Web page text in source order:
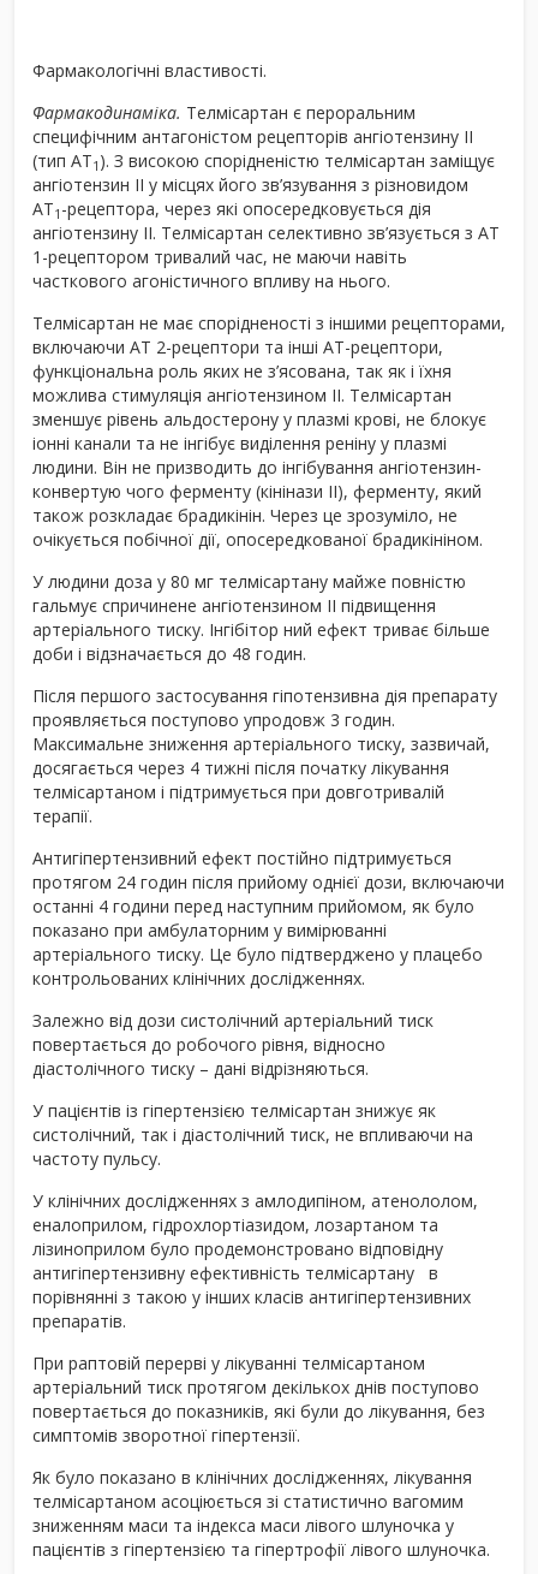
Фармакологічні властивості.
Фармакодинаміка. Телмісартан є пероральним
специфічним антагоністом рецепторів ангіотензину ІІ
(тип АТ1 ). З високою спорідненістю телмісартан заміщує
ангіотензин ІІ у місцях його зв’язування з різновидом
АТ1 -рецептора, через які опосередковується дія
ангіотензину ІІ. Телмісартан селективно зв’язується з АТ
1-рецептором тривалий час, не маючи навіть
часткового агоністичного впливу на нього.
Телмісартан не має спорідненості з іншими рецепторами,
включаючи АТ 2-рецептори та інші АТ-рецептори,
функціональна роль яких не з’ясована, так як і їхня
можлива стимуляція ангіотензином ІІ. Телмісартан
зменшує рівень альдостерону у плазмі крові, не блокує
іонні канали та не інгібує виділення реніну у плазмі
людини. Він не призводить до інгібування ангіотензин-
конвертую чого ферменту (кінінази ІІ), ферменту, який
також розкладає брадикінін. Через це зрозуміло, не
очікується побічної дії, опосередкованої брадикініном.
У людини доза у 80 мг телмісартану майже повністю
гальмує спричинене ангіотензином ІІ підвищення
артеріального тиску. Інгібітор ний ефект триває більше
доби і відзначається до 48 годин.
Після першого застосування гіпотензивна дія препарату
проявляється поступово упродовж 3 годин.
Максимальне зниження артеріального тиску, зазвичай,
досягається через 4 тижні після початку лікування
телмісартаном і підтримується при довготривалій
терапії.
Антигіпертензивний ефект постійно підтримується
протягом 24 годин після прийому однієї дози, включаючи
останні 4 години перед наступним прийомом, як було
показано при амбулаторним у вимірюванні
артеріального тиску. Це було підтверджено у плацебо
контрольованих клінічних дослідженнях.
Залежно від дози систолічний артеріальний тиск
повертається до робочого рівня, відносно
діастолічного тиску – дані відрізняються.
У пацієнтів із гіпертензією телмісартан знижує як
систолічний, так і діастолічний тиск, не впливаючи на
частоту пульсу.
У клінічних дослідженнях з амлодипіном, атенололом,
еналоприлом, гідрохлортіазидом, лозартаном та
лізиноприлом було продемонстровано відповідну
антигіпертензивну ефективність телмісартану в
порівнянні з такою у інших класів антигіпертензивних
препаратів.
При раптовій перерві у лікуванні телмісартаном
артеріальний тиск протягом декількох днів поступово
повертається до показників, які були до лікування, без
симптомів зворотної гіпертензії.
Як було показано в клінічних дослідженнях, лікування
телмісартаном асоціюється зі статистично вагомим
зниженням маси та індекса маси лівого шлуночка у
пацієнтів з гіпертензією та гіпертрофії лівого шлуночка.